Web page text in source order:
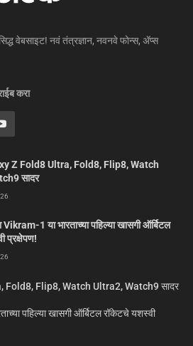
वेबसाइट! नवं तंत्रज्ञान, नवनवे फोन्स, ॲप्स
करा
Z Fold8 Ultra, Fold8, Flip8, Watch
सादर
1 या भारताच्या पहिल्या खासगी ऑर्बिटल
प्रक्षेपण!
Flip8, Watch Ultra2, Watch9 सादर
पहिल्या खासगी ऑर्बिटल रॉकेटचे यशस्वी